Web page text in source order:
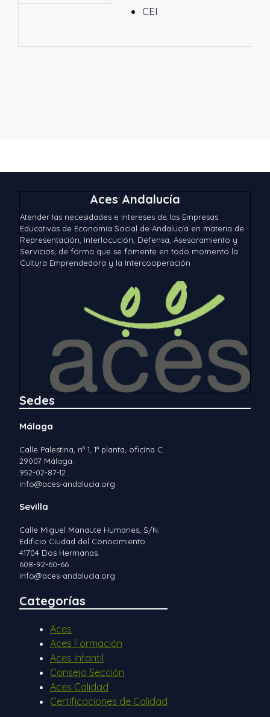
CEI
Aces Andalucía
Atender las necesidades e intereses de las Empresas
Educativas de Economía Social de Andalucía en materia de
Representación, Interlocución, Defensa, Asesoramiento y
Servicios, de forma que se fomente en todo momento la
Cultura Emprendedora y la Intercooperación
Sedes
Málaga
Calle Palestina, nº 1, 1ª planta, oficina C.
29007 Málaga.
952-02-87-12
info@aces-andalucia.org
Sevilla
Calle Miguel Manaute Humanes, S/N.
Edificio Ciudad del Conocimiento.
41704 Dos Hermanas.
608-92-60-66
info@aces-andalucia.org
Categorías
Aces
Aces Formación
Aces Infantil
Consejo Sección
Aces Calidad
Certificaciones de Calidad